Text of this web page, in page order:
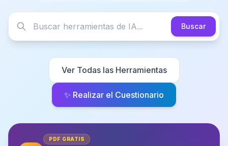
Buscar
Ver Todas las Herramientas
✨ Realizar el Cuestionario
PDF GRATIS